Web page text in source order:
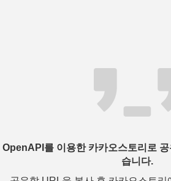
OpenAPI를 이용한 카카오스토리로
습니다.